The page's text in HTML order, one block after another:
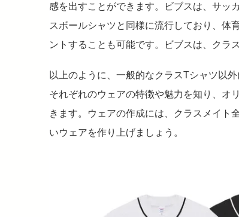
感を出すことができます。ビブスは、サッ
スボールシャツと同様に流行しており、体
ントすることも可能です。ビブスは、クラ
以上のように、一般的なクラスTシャツ以
それぞれのウェアの特徴や魅力を知り、オ
きます。ウェアの作成には、クラスメイト
いウェアを作り上げましょう。